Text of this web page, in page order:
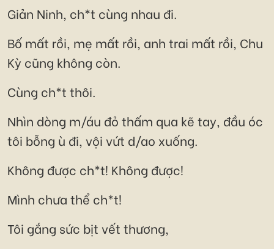
Giản Ninh, ch*t cùng nhau đi.
Bố mất rồi, mẹ mất rồi, anh trai mất rồi, Chu
Kỳ cũng không còn.
Cùng ch*t thôi.
Nhìn dòng m/áu đỏ thấm qua kẽ tay, đầu óc
tôi bỗng ù đi, vội vứt d/ao xuống.
Không được ch*t! Không được!
Mình chưa thể ch*t!
Tôi gắng sức bịt vết thương,